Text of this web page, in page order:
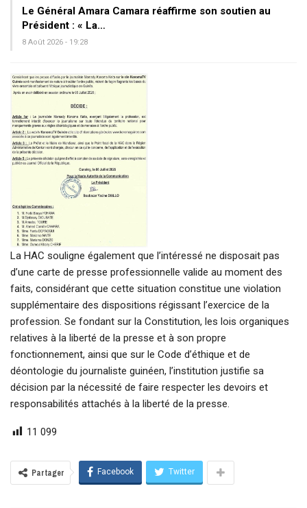
Le Général Amara Camara réaffirme son soutien au
Président : « La…
8 Août 2026 - 19:28
La HAC souligne également que l’intéressé ne disposait pas
d’une carte de presse professionnelle valide au moment des
faits, considérant que cette situation constitue une violation
supplémentaire des dispositions régissant l’exercice de la
profession. Se fondant sur la Constitution, les lois organiques
relatives à la liberté de la presse et à son propre
fonctionnement, ainsi que sur le Code d’éthique et de
déontologie du journaliste guinéen, l’institution justifie sa
décision par la nécessité de faire respecter les devoirs et
responsabilités attachés à la liberté de la presse.
11 099
Partager Facebook Twitter